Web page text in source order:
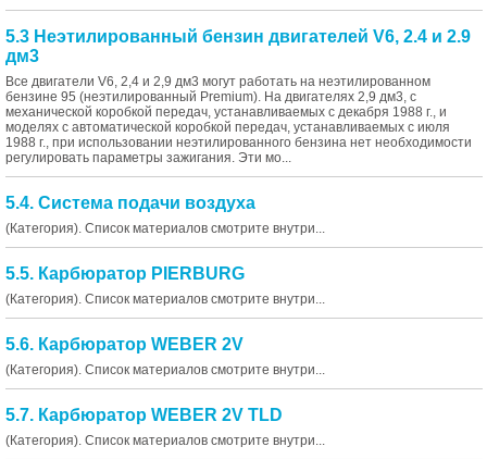
5.3 Неэтилированный бензин двигателей V6, 2.4 и 2.9
дм3
Все двигатели V6, 2,4 и 2,9 дм3 могут работать на неэтилированном
бензине 95 (неэтилированный Premium). На двигателях 2,9 дм3, с
механической коробкой передач, устанавливаемых с декабря 1988 г., и
моделях с автоматической коробкой передач, устанавливаемых с июля
1988 г., при использовании неэтилированного бензина нет необходимости
регулировать параметры зажигания. Эти мо...
5.4. Система подачи воздуха
(Категория). Список материалов смотрите внутри...
5.5. Карбюратор PIERBURG
(Категория). Список материалов смотрите внутри...
5.6. Карбюратор WEBER 2V
(Категория). Список материалов смотрите внутри...
5.7. Карбюратор WEBER 2V TLD
(Категория). Список материалов смотрите внутри...